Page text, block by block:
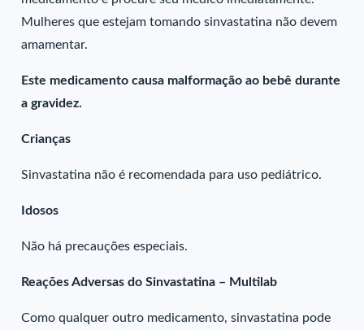
Mulheres que estejam tomando sinvastatina não devem
amamentar.
Este medicamento causa malformação ao bebê durante
a gravidez.
Crianças
Sinvastatina não é recomendada para uso pediátrico.
Idosos
Não há precauções especiais.
Reações Adversas do Sinvastatina – Multilab
Como qualquer outro medicamento, sinvastatina pode